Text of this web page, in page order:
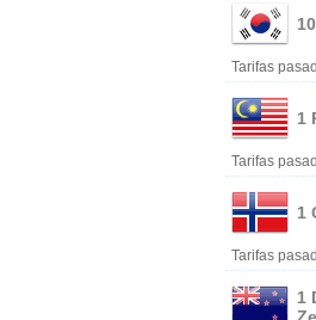
Tarifas
1
Tarifas
1
Tarifas
1